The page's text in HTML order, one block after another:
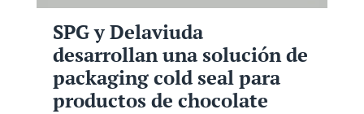
SPG y Delaviuda
desarrollan una solución de
packaging cold seal para
productos de chocolate